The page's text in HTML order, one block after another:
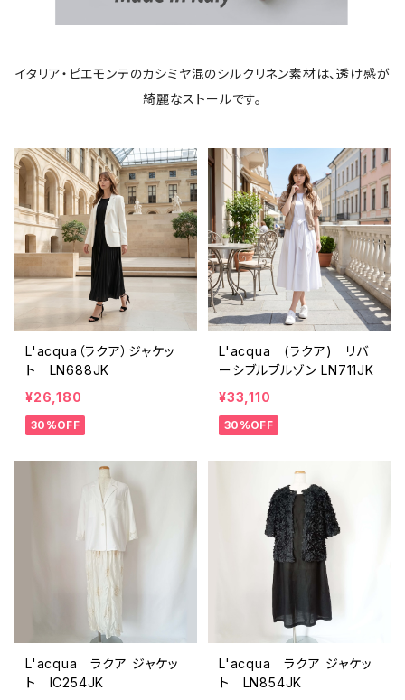
イタリア・ピエモンテのカシミヤ混のシルクリネン素材は、透け感が
綺麗なストールです。
L'acqua（ラクア）ジャケッ
ト LN688JK
¥26,180
30%OFF
L'acqua (ラクア) リバ
ーシブルブルゾン LN711JK
¥33,110
30%OFF
L'acqua ラクア ジャケッ
ト IC254JK
L'acqua ラクア ジャケッ
ト LN854JK